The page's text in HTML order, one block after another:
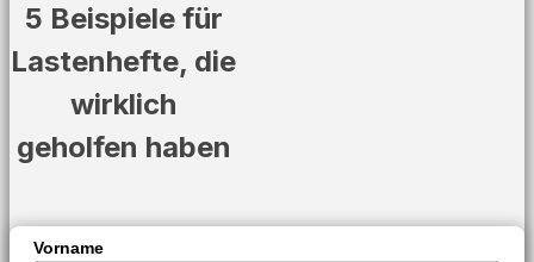
5 Beispiele für
Lastenhefte, die
wirklich
geholfen haben
Vorname